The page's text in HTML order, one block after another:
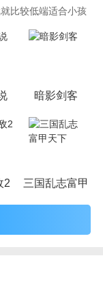
比较低端适合小孩
入卡通元素，这也
暗影剑客
2 三国乱志富甲天